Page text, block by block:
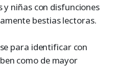
y niñas con disfunciones
bestias lectoras.
para identificar con
como de mayor